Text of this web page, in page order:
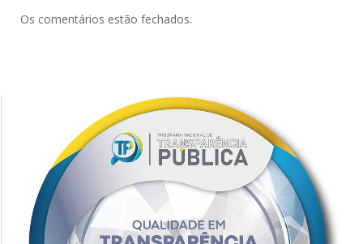
Os comentários estão fechados.